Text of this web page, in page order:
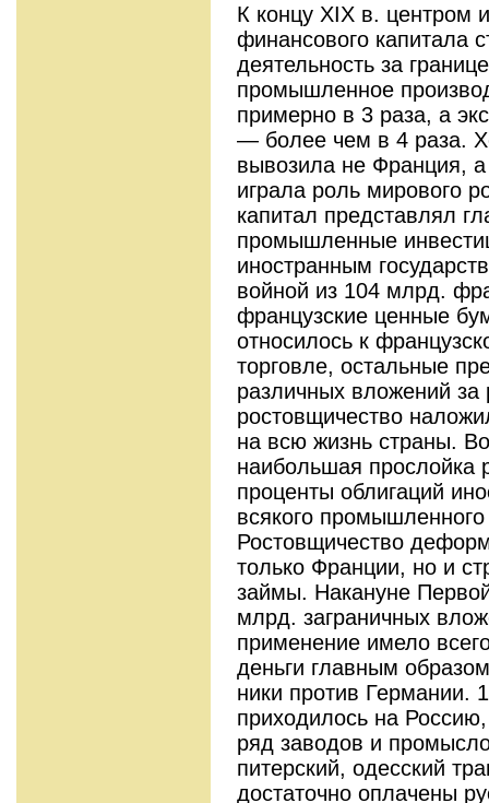
К концу XIX в. центром
финансово­го капитала
деятельность за
промышленное
примерно в 3 раза, а
— более чем в 4 раза.
вывозила не Фран­ция,
играла роль мирового
капитал представлял
промышленные
иностранным
войной из 104 млрд.
французские ценные
относилось к
торговле, остальные
различных вложений
ростовщичество
на всю жизнь страны.
наи­большая прослойка
проценты обли­гаций
всякого промышленного
Ростовщичество
только Франции, но и
займы. Накануне
млрд. заграничных
применение имело
деньги главным
ники против Германии.
приходилось на
ряд заводов и
питерский, одесский
достаточно оплачены